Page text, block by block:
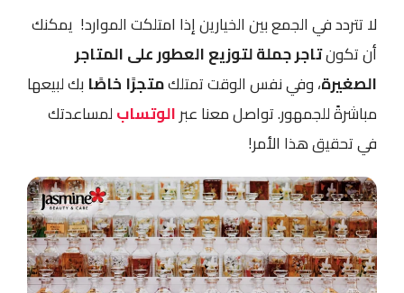
لا تتردد في الجمع بين الخيارين إذا امتلكت الموارد! يمكنك
أن تكونتاجر جملة لتوزيع العطور على المتاجر
الصغيرة، وفي نفس الوقت تمتلكمتجرًا خاصًا بك لبيعها
مباشرةً للجمهور. تواصل معنا عبرالوتسابلمساعدتك
في تحقيق هذا الأمر!